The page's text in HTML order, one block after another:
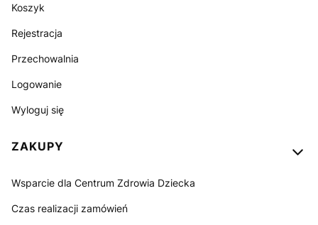
Koszyk
Rejestracja
Przechowalnia
Logowanie
Wyloguj się
ZAKUPY
Wsparcie dla Centrum Zdrowia Dziecka
Czas realizacji zamówień